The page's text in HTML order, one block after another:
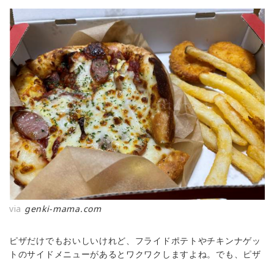
via genki-mama.com
ピザだけでもおいしいけれど、フライドポテトやチキンナゲッ
トのサイドメニューがあるとワクワクしますよね。でも、ピザ